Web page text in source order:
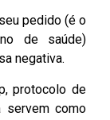
pedido (é o
de saúde)
negativa.
protocolo de
servem como